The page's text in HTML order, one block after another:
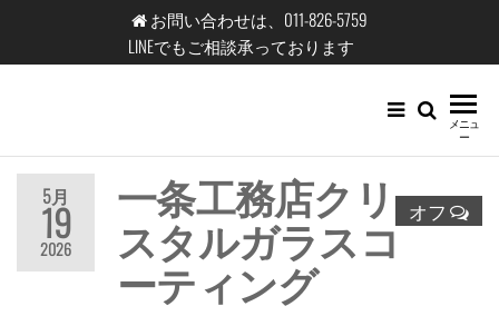
テ
へ
お問い合わせは、011-826-5759
LINEでもご相談承っております
コ
テ
ッ
ク
メニュ
ー
5月
19
2026
オフ
一条工務店クリ
スタルガラスコ
ーティング